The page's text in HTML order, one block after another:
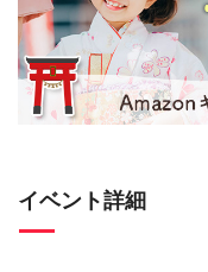
イベント詳細